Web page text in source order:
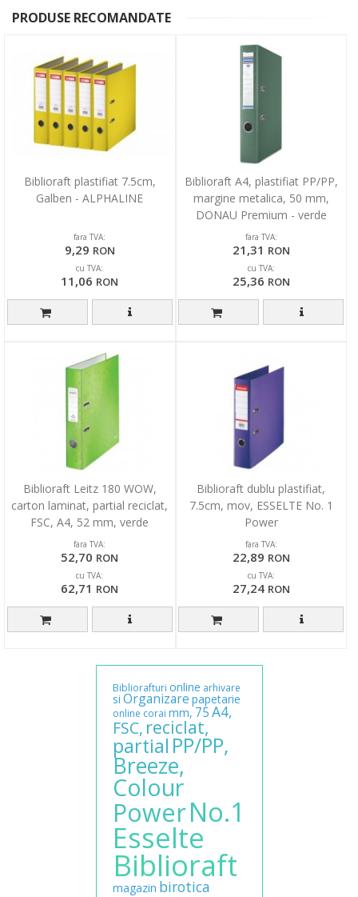
PRODUSE RECOMANDATE
Biblioraft plastifiat 7.5cm,
Galben - ALPHALINE
fara TVA:
9,29 RON
cu TVA:
11,06 RON
Biblioraft A4, plastifiat PP/PP,
margine metalica, 50 mm,
DONAU Premium - verde
fara TVA:
21,31 RON
cu TVA:
25,36 RON
Biblioraft Leitz 180 WOW,
carton laminat, partial reciclat,
FSC, A4, 52 mm, verde
fara TVA:
52,70 RON
cu TVA:
62,71 RON
Biblioraft dublu plastifiat,
7.5cm, mov, ESSELTE No. 1
Power
fara TVA:
22,89 RON
cu TVA:
27,24 RON
Bibliorafturi online arhivare
si Organizare papetarie
online corai mm, 75A4,
FSC, reciclat,
partial PP/PP,
Breeze,
Colour
PowerNo.1
Esselte
Biblioraft
magazin birotica